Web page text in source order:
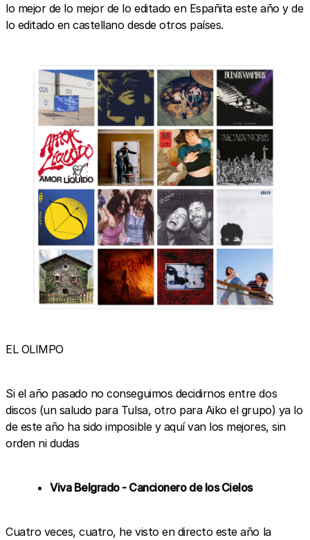
lo mejor de lo mejor de lo editado en Españita este año y de
lo editado en castellano desde otros países.
EL OLIMPO
Si el año pasado no conseguimos decidirnos entre dos
discos (un saludo para Tulsa, otro para Aiko el grupo) ya lo
de este año ha sido imposible y aquí van los mejores, sin
orden ni dudas
Viva Belgrado - Cancionero de los Cielos
Cuatro veces, cuatro, he visto en directo este año la